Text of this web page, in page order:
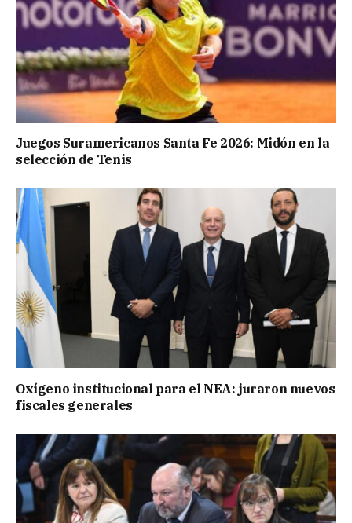
Juegos Suramericanos Santa Fe 2026: Midón en la
selección de Tenis
Oxígeno institucional para el NEA: juraron nuevos
fiscales generales